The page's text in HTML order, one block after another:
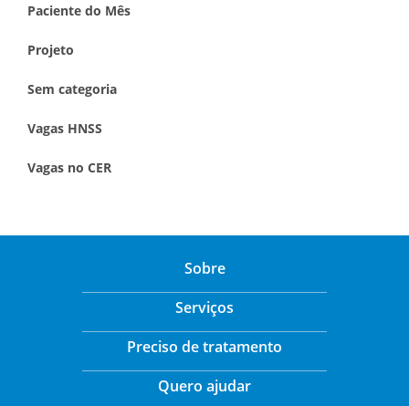
Paciente do Mês
Projeto
Sem categoria
Vagas HNSS
Vagas no CER
Sobre
Serviços
Preciso de tratamento
Quero ajudar